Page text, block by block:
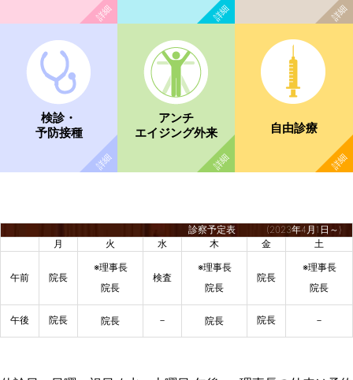
検診・
予防接種
アンチ
エイジング外来
自由診療
診察予定表 (2023年4月1日～)
月
火 水 木 金 土
午前 院長
※理事長
院長
検査
※理事長
院長
院長
※理事長
院長
午後 院長 院長 － 院長 院長 －